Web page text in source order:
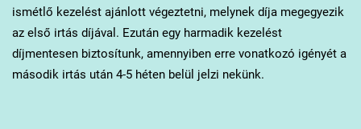
ismétlő kezelést ajánlott végeztetni, melynek díja megegyezik
az első irtás díjával. Ezután egy harmadik kezelést
díjmentesen biztosítunk, amennyiben erre vonatkozó igényét a
második irtás után 4-5 héten belül jelzi nekünk.